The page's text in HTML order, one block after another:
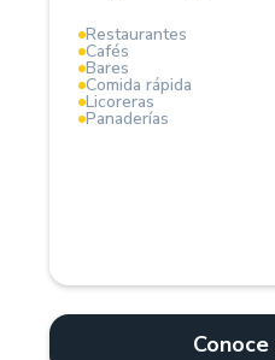
Restaurantes
Cafés
Bares
Comida rápida
Licoreras
Panaderías
Optimiza compras,
rentabilidad